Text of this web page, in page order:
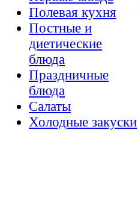
Полевая кухня
Постные и
диетические
блюда
Праздничные
блюда
Салаты
Холодные закуски